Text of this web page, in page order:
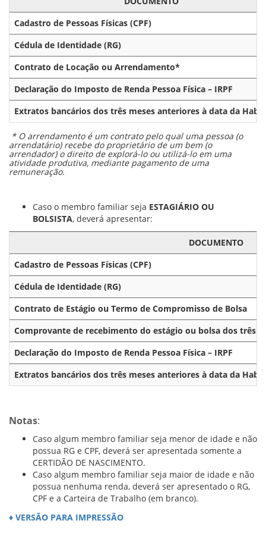
Cadastro de Pessoas Físicas (CPF)
Cédula de Identidade (RG)
Contrato de Locação ou Arrendamento*
Declaração do Imposto de Renda Pessoa Física – IRPF
Extratos bancários dos três meses anteriores à data da
* O arrendamento é um contrato pelo qual uma pessoa (o
arrendatário) recebe do proprietário de um bem (o
arrendador) o direito de explorá-lo ou utilizá-lo em uma
atividade produtiva, mediante pagamento de uma
remuneração.
Caso o membro familiar seja ESTAGIÁRIO OU
BOLSISTA, deverá apresentar:
DOCUMENTO
Cadastro de Pessoas Físicas (CPF)
Cédula de Identidade (RG)
Contrato de Estágio ou Termo de Compromisso de Bolsa
Comprovante de recebimento do estágio ou bolsa dos três
Declaração do Imposto de Renda Pessoa Física – IRPF
Extratos bancários dos três meses anteriores à data da
Notas:
Caso algum membro familiar seja menor de idade e não
possua RG e CPF, deverá ser apresentada somente a
CERTIDÃO DE NASCIMENTO.
Caso algum membro familiar seja maior de idade e não
possua nenhuma renda, deverá ser apresentado o RG,
CPF e a Carteira de Trabalho (em branco).
♦ VERSÃO PARA IMPRESSÃO